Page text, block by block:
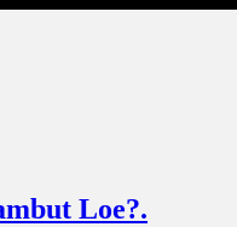
Loe?.